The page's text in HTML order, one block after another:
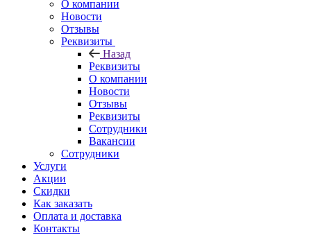
О компании
Новости
Отзывы
Реквизиты
Назад
Реквизиты
О компании
Новости
Отзывы
Реквизиты
Сотрудники
Вакансии
Сотрудники
Услуги
Акции
Скидки
Как заказать
Оплата и доставка
Контакты